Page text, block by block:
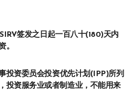
签发之日起一百八十(180)天内
。
投资委员会投资优先计划(IPP)所列
投资服务业或者制造业，不能用来